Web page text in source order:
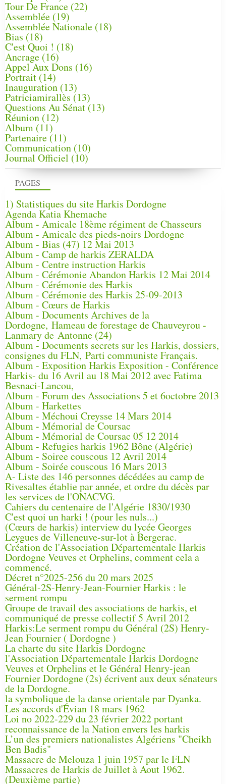
PAGES
1) Statistiques du site Harkis Dordogne
Agenda Katia Khemache
Album - Amicale 18ème régiment de Chasseurs
Album - Amicale des pieds-noirs Dordogne
Album - Bias (47) 12 Mai 2013
Album - Camp de harkis ZERALDA
Album - Centre instruction Harkis
Album - Cérémonie Abandon Harkis 12 Mai 2014
Album - Cérémonie des Harkis
Album - Cérémonie des Harkis 25-09-2013
Album - Cœurs de Harkis
Album - Documents Archives de la
Dordogne, Hameau de forestage de Chauveyrou -
Lanmary de Antonne (24)
Album - Documents secrets sur les Harkis, dossiers,
consignes du FLN, Parti communiste Français.
Album - Exposition Harkis Exposition - Conférence
Harkis- du 16 Avril au 18 Mai 2012 avec Fatima
Besnaci-Lancou,
Album - Forum des Associations 5 et 6octobre 2013
Album - Harkettes
Album - Méchoui Creysse 14 Mars 2014
Album - Mémorial de Coursac
Album - Mémorial de Coursac 05 12 2014
Album - Refugies harkis 1962 Bône (Algérie)
Album - Soiree couscous 12 Avril 2014
Album - Soirée couscous 16 Mars 2013
A- Liste des 146 personnes décédées au camp de
Rivesaltes établie par année, et ordre du décès par
les services de l'ONACVG.
Cahiers du centenaire de l'Algérie 1830/1930
C'est quoi un harki ! (pour les nuls...)
(Cœurs de harkis) interview du lycée Georges
Leygues de Villeneuve-sur-lot à Bergerac.
Création de l'Association Départementale Harkis
Dordogne Veuves et Orphelins, comment cela a
commencé.
Décret n°2025-256 du 20 mars 2025
Général-2S-Henry-Jean-Fournier Harkis : le
serment rompu
Groupe de travail des associations de harkis, et
communiqué de presse collectif 5 Avril 2012
Harkis:Le serment rompu du Général (2S) Henry-
Jean Fournier ( Dordogne )
La charte du site Harkis Dordogne
l'Association Départementale Harkis Dordogne
Veuves et Orphelins et le Général Henry-jean
Fournier Dordogne (2s) écrivent aux deux sénateurs
de la Dordogne.
la symbolique de la danse orientale par Dyanka.
Les accords d'Évian 18 mars 1962
Loi no 2022-229 du 23 février 2022 portant
reconnaissance de la Nation envers les harkis
L’un des premiers nationalistes Algériens "Cheikh
Ben Badis"
Massacre de Melouza 1 juin 1957 par le FLN
Massacres de Harkis de Juillet à Aout 1962.
(Deuxième partie)
Tour De France (22)
Assemblée (19)
Assemblée Nationale (18)
Bias (18)
C'est Quoi ! (18)
Ancrage (16)
Appel Aux Dons (16)
Portrait (14)
Inauguration (13)
Patriciamirallès (13)
Questions Au Sénat(13)
Réunion (12)
Album (11)
Partenaire(11)
Communication (10)
Journal Officiel (10)